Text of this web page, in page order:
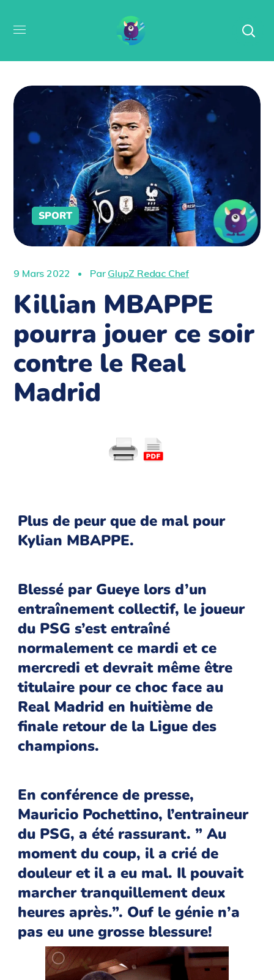
SPORT
9 Mars 2022 Par GlupZ Redac Chef
Killian MBAPPE
pourra jouer ce soir
contre le Real
Madrid
Plus de peur que de mal pour
Kylian MBAPPE.
Blessé par Gueye lors d’un
entraînement collectif, le joueur
du PSG s’est entraîné
normalement ce mardi et ce
mercredi et devrait même être
titulaire pour ce choc face au
Real Madrid en huitième de
finale retour de la Ligue des
champions.
En conférence de presse,
Mauricio Pochettino, l’entraineur
du PSG, a été rassurant. ” Au
moment du coup, il a crié de
douleur et il a eu mal. Il pouvait
marcher tranquillement deux
heures après.”. Ouf le génie n’a
pas eu une grosse blessure!